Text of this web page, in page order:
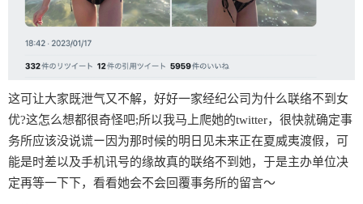
这可让大家既泄气又不解，好好一家经纪公司为什么联络不到女
优?这怎么想都很奇怪吧;所以我马上爬她的twitter，很快就确定事
务所应该没说谎ー因为那时候的明日见未来正在夏威夷渡假，可
能是时差以及手机讯号的缘故真的联络不到她，于是主办单位决
定再等一下下，看看她会不会回覆事务所的留言〜